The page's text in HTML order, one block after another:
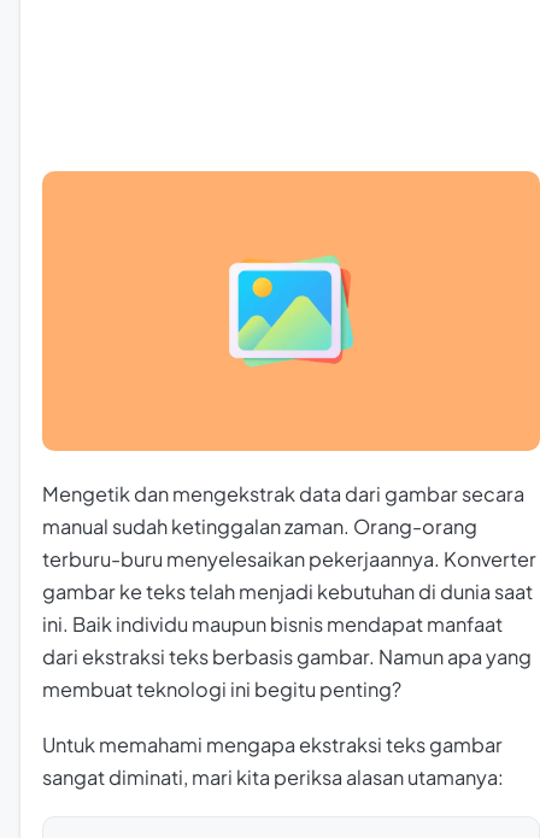
Mengetik dan mengekstrak data dari gambar secara
manual sudah ketinggalan zaman. Orang-orang
terburu-buru menyelesaikan pekerjaannya. Konverter
gambar ke teks telah menjadi kebutuhan di dunia saat
ini. Baik individu maupun bisnis mendapat manfaat
dari ekstraksi teks berbasis gambar. Namun apa yang
membuat teknologi ini begitu penting?
Untuk memahami mengapa ekstraksi teks gambar
sangat diminati, mari kita periksa alasan utamanya: